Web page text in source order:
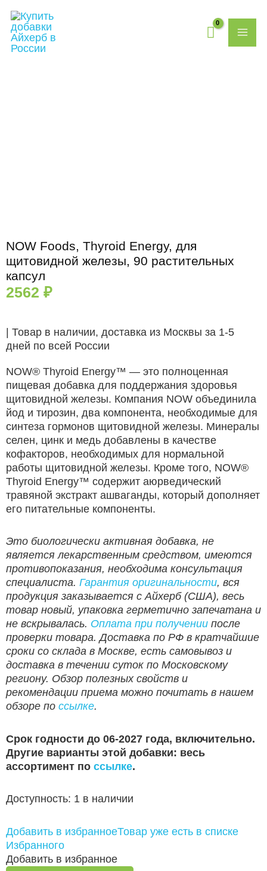
содержимому
NOW Foods, Thyroid Energy, для
щитовидной железы, 90 растительных
капсул
2562 ₽
| Товар в наличии, доставка из Москвы за 1-5
дней по всей России
NOW® Thyroid Energy™ — это полноценная
пищевая добавка для поддержания здоровья
щитовидной железы. Компания NOW объединила
йод и тирозин, два компонента, необходимые для
синтеза гормонов щитовидной железы. Минералы
селен, цинк и медь добавлены в качестве
кофакторов, необходимых для нормальной
работы щитовидной железы. Кроме того, NOW®
Thyroid Energy™ содержит аюрведический
травяной экстракт ашваганды, который дополняет
его питательные компоненты.
Это биологически активная добавка, не
является лекарственным средством, имеются
противопоказания, необходима консультация
специалиста. Гарантия оригинальности, вся
продукция заказывается с Айхерб (США), весь
товар новый, упаковка герметично запечатана и
не вскрывалась. Оплата при получениипосле
проверки товара. Доставка по РФ в кратчайшие
сроки со склада в Москве, есть самовывоз и
доставка в течении суток по Московскому
региону. Обзор полезных свойств и
рекомендации приема можно почитать в нашем
обзоре по ссылке.
Срок годности до 06-2027 года, включительно.
Другие варианты этой добавки: весь
ассортимент по ссылке.
Доступность: 1 в наличии
Добавить в избранноеТовар уже есть в списке
Избранного
Добавить в избранное